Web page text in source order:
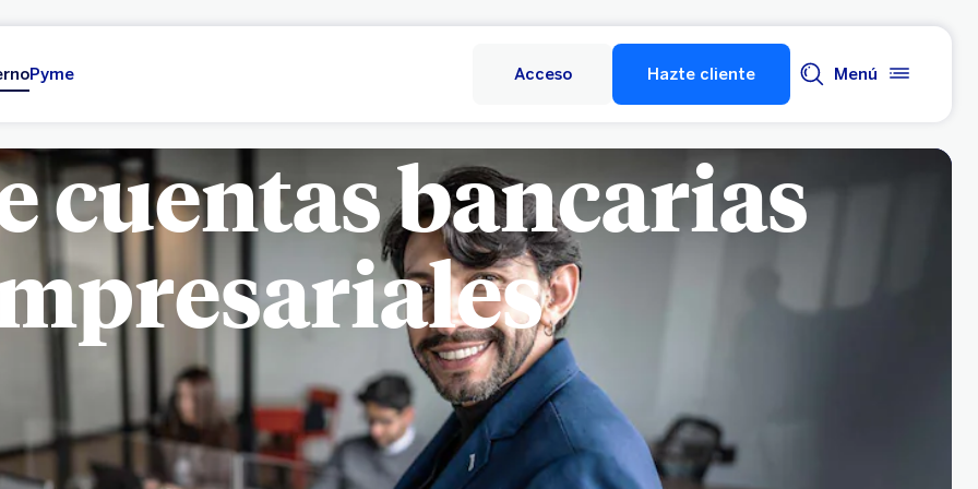
Pyme Acceso Hazte cliente Menú
cuentas bancarias